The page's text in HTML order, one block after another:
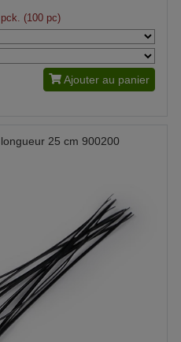
(100 pc)
Ajouter au panier
25 cm 900200